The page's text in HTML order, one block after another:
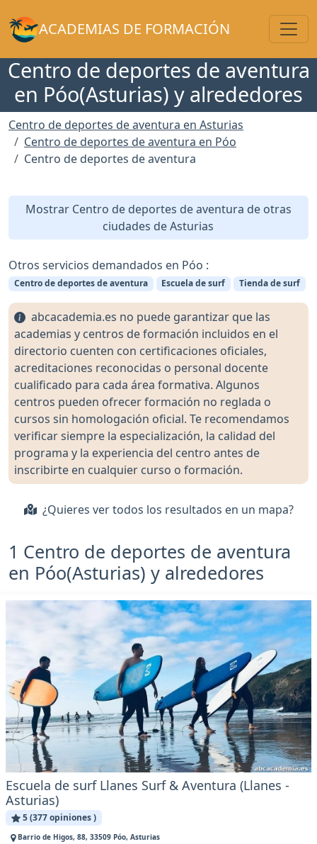
ACADEMIAS DE FORMACIÓN
Centro de deportes de aventura
en Póo(Asturias) y alrededores
Centro de deportes de aventura en Asturias
Centro de deportes de aventura en Póo
Centro de deportes de aventura
Mostrar Centro de deportes de aventura de otras
ciudades de Asturias
Otros servicios demandados en Póo :
Centro de deportes de aventura Escuela de surf Tienda de surf
abcacademia.es no puede garantizar que las
academias y centros de formación incluidos en el
directorio cuenten con certificaciones oficiales,
acreditaciones reconocidas o personal docente
cualificado para cada área formativa. Algunos
centros pueden ofrecer formación no reglada o
cursos sin homologación oficial. Te recomendamos
verificar siempre la especialización, la calidad del
programa y la experiencia del centro antes de
inscribirte en cualquier curso o formación.
¿Quieres ver todos los resultados en un mapa?
1 Centro de deportes de aventura
en Póo(Asturias) y alrededores
Escuela de surf Llanes Surf & Aventura (Llanes -
Asturias)
5 (377 opiniones )
Barrio de Higos, 88, 33509 Póo, Asturias